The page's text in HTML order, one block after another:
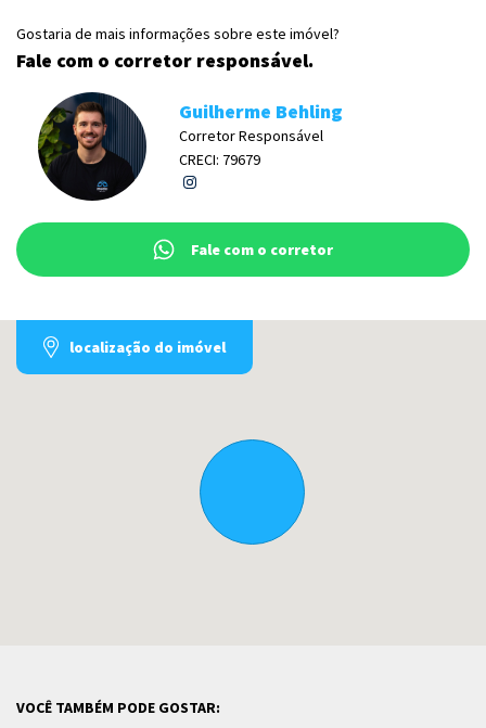
Gostaria de mais informações sobre este imóvel?
Fale com o corretor responsável.
Guilherme Behling
Corretor Responsável
CRECI: 79679
Fale com o corretor
localização do imóvel
VOCÊ TAMBÉM PODE GOSTAR: